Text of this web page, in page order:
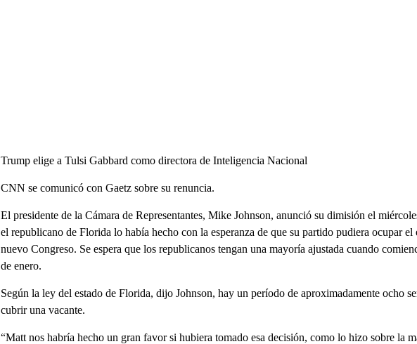
Trump elige a Tulsi Gabbard como directora de Inteligencia Nacional
CNN se comunicó con Gaetz sobre su renuncia.
El presidente de la Cámara de Representantes, Mike Johnson, anunció su dimisión el
el republicano de Florida lo había hecho con la esperanza de que su partido pudiera ocupar el
nuevo Congreso. Se espera que los republicanos tengan una mayoría ajustada cuando
de enero.
Según la ley del estado de Florida, dijo Johnson, hay un período de aproximadamente ocho
cubrir una vacante.
“Matt nos habría hecho un gran favor si hubiera tomado esa decisión, como lo hizo sobre la